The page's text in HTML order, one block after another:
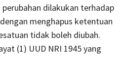
dilakukan terhadap
menghapus ketentuan
tidak boleh diubah.
(1) UUD NRI 1945 yang